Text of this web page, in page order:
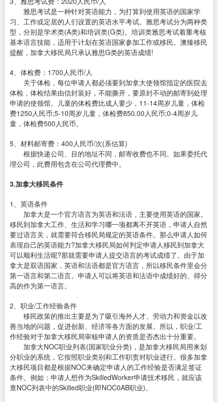
雅思考试是一种针对英语能力，为打算到使用英语的国家学
习、工作或定居的人们设置的英语水平考试。雅思考试分为两种类
型，分别是学术类(A类)和培训类(G类)。培训类雅思考试着重考核
基本语言技能，适用于计划在英语国家参加工作或移民。澳臻移民
提醒，加拿大移民局只承认雅思G类的英语成绩!
4、体检费：1700人民币/人
关于体检，每位申请人都必须要到加拿大使领馆指定的医院去
体检，体检结果由信封装好，不能撕开，要原封不动的邮寄到处理
申请的使领馆。儿童的体检费比成人要少，11-14周岁儿童，体检
费1250人民币;5-10周岁儿童，体检费850.00人民币;0-4周岁儿
童，体检费500人民币。
5、材料邮寄费：400人民币/次(系估算)
根据快递公司、目的地址不同，邮寄收费也不同。如果委托代
理公司，此费用包含在公司代理费中。
3.加拿大移民条件
1、英语条件
加拿大是一个官方语言为英语和法语，主要使用英语的国家。
移民到加拿大工作、生活和学习哪一项都离不开英语，申请人自然
要过语言关，就需要符合移民局规定的英语条件。那么申请人如何
表现自己的英语能力?加拿大移民局如何判定申请人移民到加拿大
可以顺利生活呢?那就需要申请人提交语言的考试成绩了。由于加
拿大是双语国家，英语和法语都是官方语言，所以移民条件里会分
第一语言和第二语言。申请人可以将英语和法语中成绩好的、得分
高的作为第一语言。
2、职业/工作经验条件
移民政策的推出主要是为了吸引海外人才、劳动力和资金以改
善当地的问题，促进创新、经济等各方面的发展。所以，职业/工
作经验对于加拿大移民局审核申请人的资质是否杰出十分重要。
加拿大NOC职业列表(国家职业分类)，是加拿大移民局用来划
分职业的系统，它按照职业类别和工作职责对职业进行。很多加拿
大移民项目都是根据NOC来确定申请人的工作经验是否满足签证
条件。例如：申请人想作为SkilledWorker申请技术移民，就应该
查NOC列表中的Skilled职业(即NOC0AB职业)。